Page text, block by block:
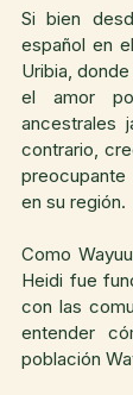
Si bien
español en
Uribia,
el amor
ancestrales
contrario,
en su región.
Como
Heidi fue
con las
entender
población